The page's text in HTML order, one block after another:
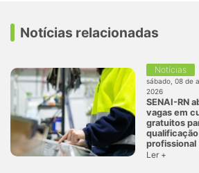
Notícias relacionadas
Notícias
sábado, 08 de
2026
SENAI-RN
vagas em
gratuitos
qualificação
profissional
Ler +